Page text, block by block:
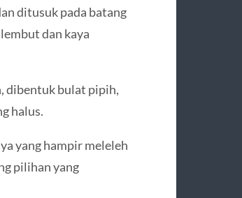
ditusuk pada batang
dan kaya
dibentuk bulat pipih,
halus.
yang hampir meleleh
pilihan yang